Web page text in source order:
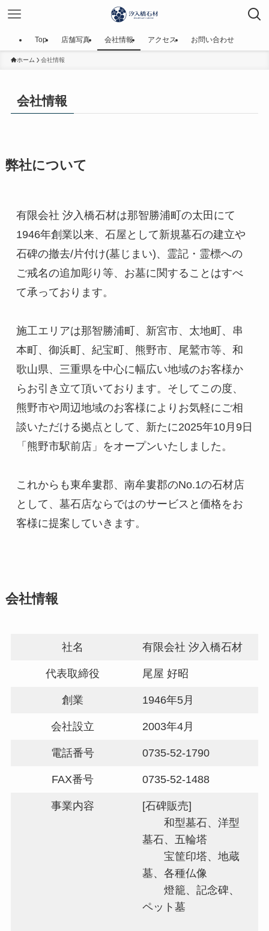
Top 店舗写真 会社情報 アクセス お問い合わせ
ホーム 会社情報
会社情報
弊社について
有限会社 汐入橋石材は那智勝浦町の太田にて
1946年創業以来、石屋として新規墓石の建立や
石碑の撤去/片付け(墓じまい)、霊記・霊標への
ご戒名の追加彫り等、お墓に関することはすべ
て承っております。
施工エリアは那智勝浦町、新宮市、太地町、串
本町、御浜町、紀宝町、熊野市、尾鷲市等、和
歌山県、三重県を中心に幅広い地域のお客様か
らお引き立て頂いております。そしてこの度、
熊野市や周辺地域のお客様によりお気軽にご相
談いただける拠点として、新たに2025年10月9日
「熊野市駅前店」をオープンいたしました。
これからも東牟婁郡、南牟婁郡のNo.1の石材店
として、墓石店ならではのサービスと価格をお
客様に提案していきます。
会社情報
社名 有限会社 汐入橋石材
代表取締役 尾屋 好昭
創業 ​1946年5月
会社設立 2003年4月
電話番号 0735-52-1790
FAX番号 0735-52-1488
事業内容
[石碑販売]
​ 和型墓石、洋型
墓石、五輪塔
宝筐印塔、地蔵
墓、各種仏像
燈籠、記念碑、
ペット墓